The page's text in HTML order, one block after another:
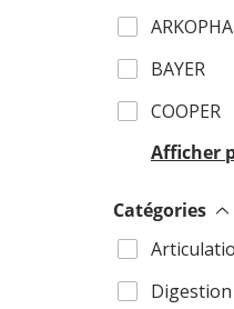
BAYER
COOPER
Afficher
Catégories